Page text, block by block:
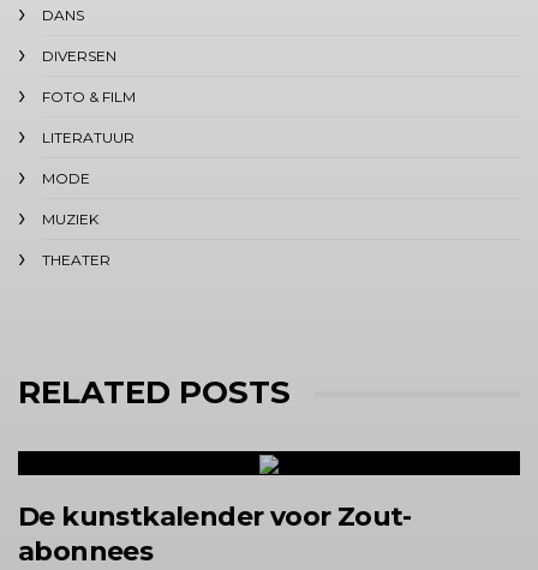
DANS
DIVERSEN
FOTO & FILM
LITERATUUR
MODE
MUZIEK
THEATER
RELATED POSTS
De kunstkalender voor Zout-
abonnees